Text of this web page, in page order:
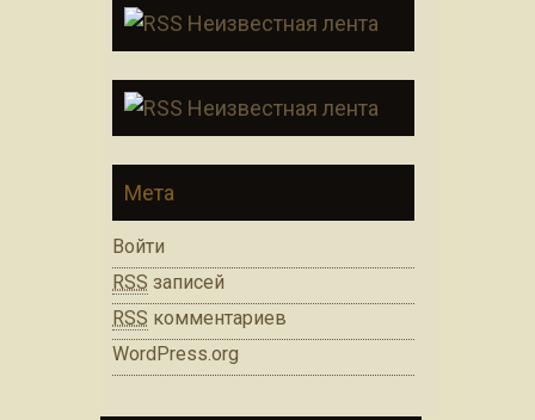
Неизвестная лента
Неизвестная лента
Мета
Войти
RSS записей
RSS комментариев
WordPress.org